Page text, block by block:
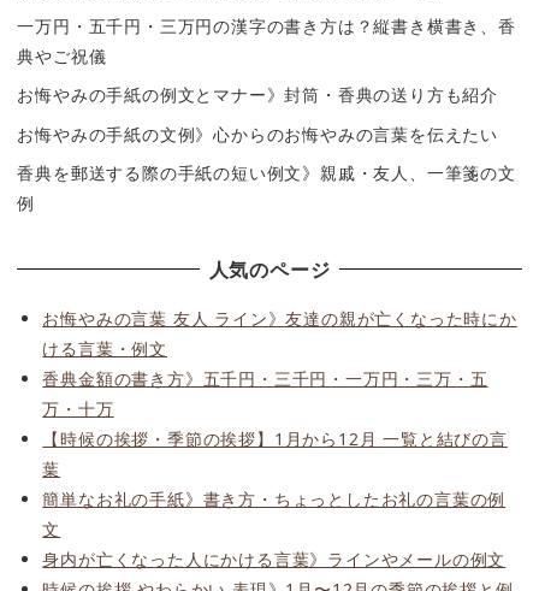
一万円・五千円・三万円の漢字の書き方は？縦書き横書き、香
典やご祝儀
お悔やみの手紙の例文とマナー》封筒・香典の送り方も紹介
お悔やみの手紙の文例》心からのお悔やみの言葉を伝えたい
香典を郵送する際の手紙の短い例文》親戚・友人、一筆箋の文
例
人気のページ
お悔やみの言葉 友人 ライン》友達の親が亡くなった時にか
ける言葉・例文
香典金額の書き方》五千円・三千円・一万円・三万・五
万・十万
【時候の挨拶・季節の挨拶】1月から12月 一覧と結びの言
葉
簡単なお礼の手紙》書き方・ちょっとしたお礼の言葉の例
文
身内が亡くなった人にかける言葉》ラインやメールの例文